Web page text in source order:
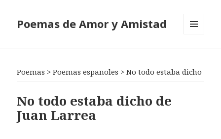
Poemas de Amor y Amistad
Poemas >Poemas españoles >No todo estaba dicho
No todo estaba dicho de
Juan Larrea